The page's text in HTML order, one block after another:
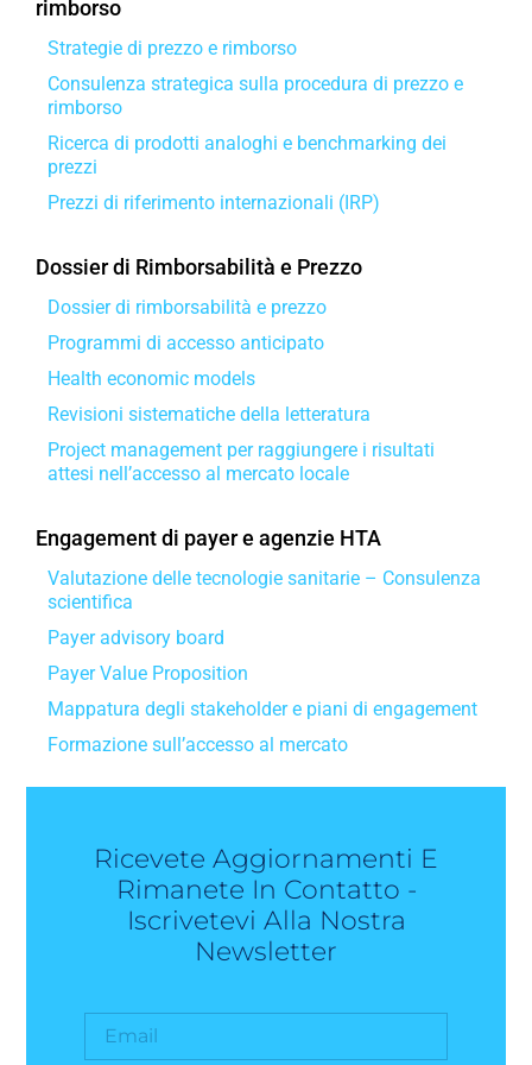
rimborso
Strategie di prezzo e rimborso
Consulenza strategica sulla procedura di prezzo e
rimborso
Ricerca di prodotti analoghi e benchmarking dei
prezzi
Prezzi di riferimento internazionali (IRP)
Dossier di Rimborsabilità e Prezzo
Dossier di rimborsabilità e prezzo
Programmi di accesso anticipato
Health economic models
Revisioni sistematiche della letteratura
Project management per raggiungere i risultati
attesi nell’accesso al mercato locale
Engagement di payer e agenzie HTA
Valutazione delle tecnologie sanitarie – Consulenza
scientifica
Payer advisory board
Payer Value Proposition
Mappatura degli stakeholder e piani di engagement
Formazione sull’accesso al mercato
Ricevete Aggiornamenti E
Rimanete In Contatto -
Iscrivetevi Alla Nostra
Newsletter